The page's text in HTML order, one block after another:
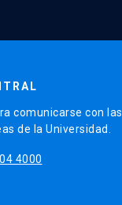
comunicarse con las
de la Universidad.
4000